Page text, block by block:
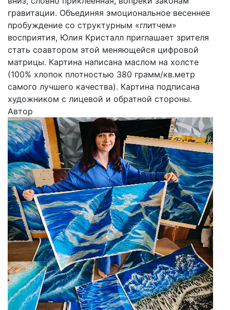
гравитации. Объединяя эмоциональное весеннее
пробуждение со структурным «глитчем»
восприятия, Юлия Кристалл приглашает зрителя
стать соавтором этой меняющейся цифровой
матрицы. Картина написана маслом на холсте
(100% хлопок плотностью 380 грамм/кв.метр
самого лучшего качества). Картина подписана
художником с лицевой и обратной стороны.
Автор